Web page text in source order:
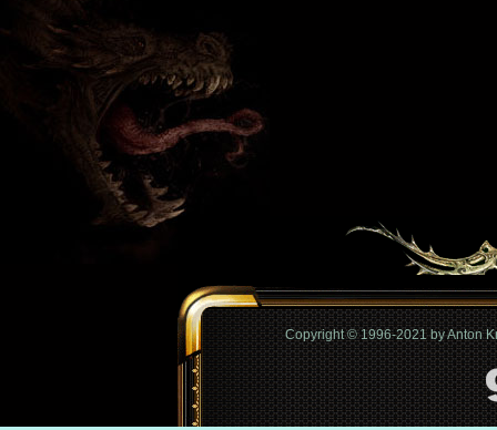
Copyright © 1996-2021 by Anton